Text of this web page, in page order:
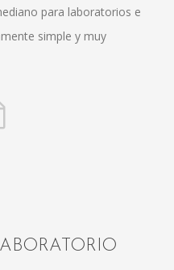
para laboratorios e
simple y muy